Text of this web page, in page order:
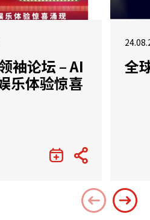
袖论坛 – AI
乐体验惊喜
全